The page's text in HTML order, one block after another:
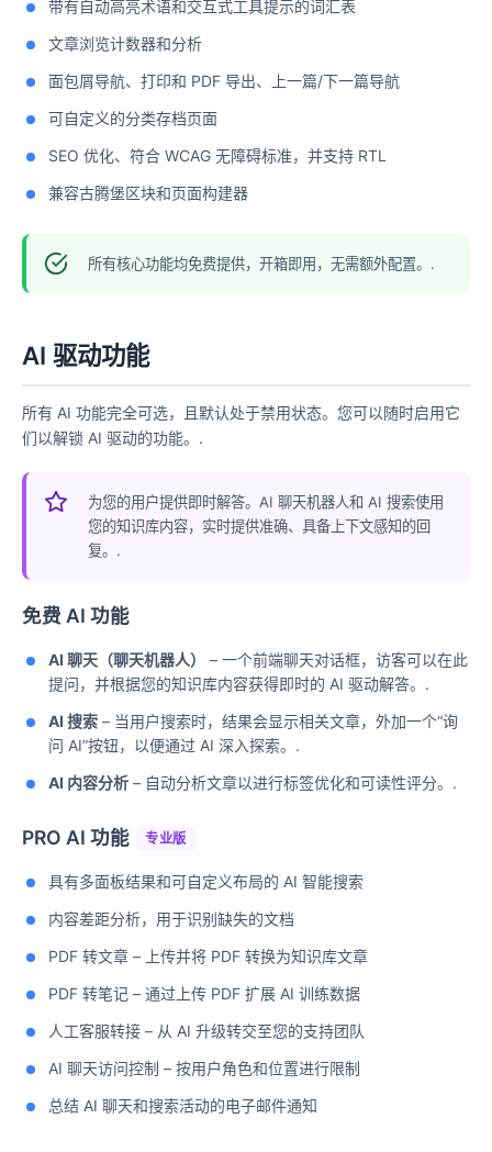
带有自动高亮术语和交互式工具提示的词汇表
文章浏览计数器和分析
面包屑导航、打印和 PDF 导出、上一篇/下一篇导航
可自定义的分类存档页面
SEO 优化、符合 WCAG 无障碍标准，并支持 RTL
兼容古腾堡区块和页面构建器
所有核心功能均免费提供，开箱即用，无需额外配置。.
AI 驱动功能
所有 AI 功能完全可选，且默认处于禁用状态。您可以随时启用它
们以解锁 AI 驱动的功能。.
为您的用户提供即时解答。AI 聊天机器人和 AI 搜索使用
您的知识库内容，实时提供准确、具备上下文感知的回
复。.
免费 AI 功能
AI 聊天（聊天机器人）
– 一个前端聊天对话框，访客可以在此
提问，并根据您的知识库内容获得即时的 AI 驱动解答。.
AI 搜索 – 当用户搜索时，结果会显示相关文章，外加一个“询
问 AI”按钮，以便通过 AI 深入探索。.
AI 内容分析 – 自动分析文章以进行标签优化和可读性评分。.
PRO AI 功能 专业版
具有多面板结果和可自定义布局的 AI 智能搜索
内容差距分析，用于识别缺失的文档
PDF 转文章 – 上传并将 PDF 转换为知识库文章
PDF 转笔记 – 通过上传 PDF 扩展 AI 训练数据
人工客服转接 – 从 AI 升级转交至您的支持团队
AI 聊天访问控制 – 按用户角色和位置进行限制
总结 AI 聊天和搜索活动的电子邮件通知